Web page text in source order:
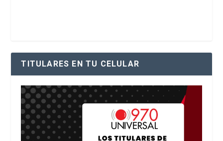
TITULARES EN TU CELULAR